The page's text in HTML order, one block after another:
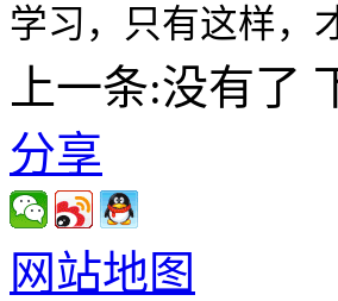
学习，只有这样，
上一条:没有了
分享
网站地图